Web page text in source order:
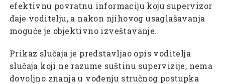
efektivnu povratnu informaciju koju supervizor
daje voditelju, a nakon njihovog usaglašavanja
moguće je objektivno izveštavanje.
Prikaz slučaja je predstavljao opis voditelja
slučaja koji ne razume suštinu supervizije, nema
dovoljno znanja u vođenju stručnog postupka